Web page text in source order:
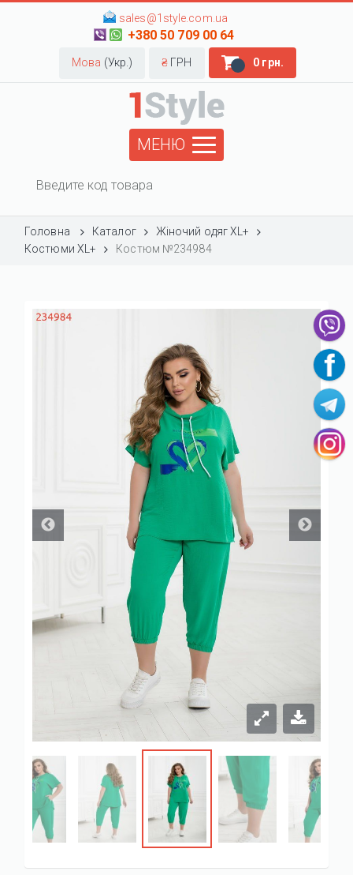
sales@1style.com.ua
+380 50 709 00 64
Мова (Укр.) ₴ ГРН 0 грн.
МЕНЮ
Головна Каталог
Жіночий одяг XL+
Костюми XL+
Костюм №234984